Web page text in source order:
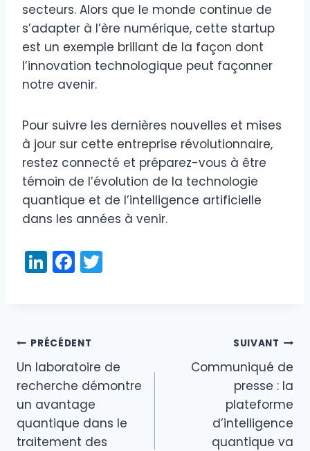
secteurs. Alors que le monde continue de
s’adapter à l’ère numérique, cette startup
est un exemple brillant de la façon dont
l’innovation technologique peut façonner
notre avenir.
Pour suivre les dernières nouvelles et mises
à jour sur cette entreprise révolutionnaire,
restez connecté et préparez-vous à être
témoin de l’évolution de la technologie
quantique et de l’intelligence artificielle
dans les années à venir.
Li
n
dI
n
F
a
b
o
o
k
Navigation
de
l’article
PRÉCÉDENT
Un laboratoire de
recherche démontre
un avantage
quantique dans le
traitement des
SUIVANT
Communiqué de
presse : la
plateforme
d’intelligence
quantique va